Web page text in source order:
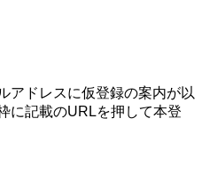
アドレスに仮登録の案内が以
に記載のURLを押して本登